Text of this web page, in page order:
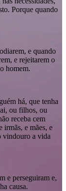
Porque quando
e quando
e rejeitarem o
homem.
há, que tenha
ou filhos, ou
receba cem
irmãs, e mães, e
vindouro a vida
e perseguiram e,
causa.